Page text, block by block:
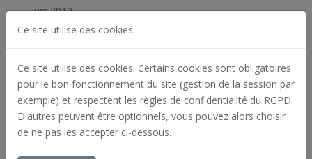
juin 2019
février 2019
Catégories
Actualités
Archives
Ce site utilise des cookies.
Ce site utilise des cookies. Certains cookies sont obligatoires
pour le bon fonctionnement du site (gestion de la session par
exemple) et respectent les règles de confidentialité du RGPD.
D'autres peuvent être optionnels, vous pouvez alors choisir
de ne pas les accepter ci-dessous.